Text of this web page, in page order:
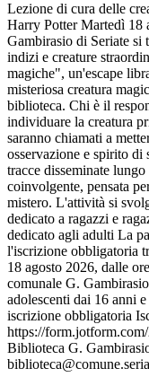
Lezione di cura delle
Harry Potter Martedì 18
Gambirasio di Seriate si
indizi e creature
magiche", un'escape
misteriosa creatura
biblioteca. Chi è il
individuare la creatura
saranno chiamati a
osservazione e spirito di
tracce disseminate
coinvolgente, pensata
mistero. L'attività si
dedicato a ragazzi e
dedicato agli adulti La
l'iscrizione obbligatoria
18 agosto 2026, dalle
comunale G.
adolescenti dai 16 anni
iscrizione obbligatoria
https://
Biblioteca G.